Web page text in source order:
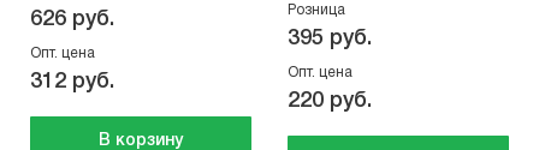
626 руб.
Опт. цена
312 руб.
В корзину
Розница
395 руб.
Опт. цена
220 руб.